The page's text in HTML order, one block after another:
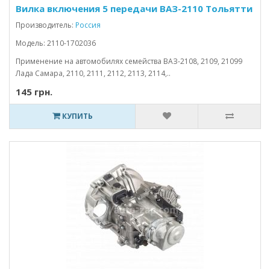
Вилка включения 5 передачи ВАЗ-2110 Тольятти
Производитель: Россия
Модель: 2110-1702036
Применение на автомобилях семейства ВАЗ-2108, 2109, 21099
Лада Самара, 2110, 2111, 2112, 2113, 2114,..
145 грн.
КУПИТЬ